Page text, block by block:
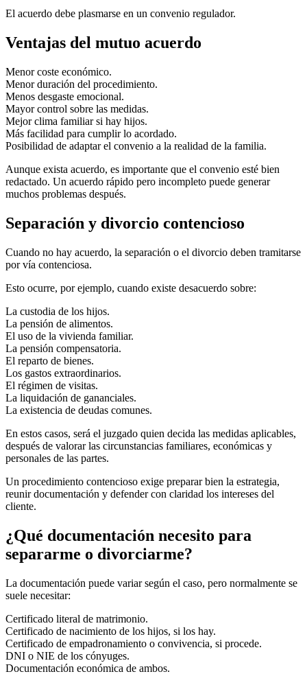
El acuerdo debe plasmarse en un convenio regulador.
Ventajas del mutuo acuerdo
Menor coste económico.
Menor duración del procedimiento.
Menos desgaste emocional.
Mayor control sobre las medidas.
Mejor clima familiar si hay hijos.
Más facilidad para cumplir lo acordado.
Posibilidad de adaptar el convenio a la realidad de la familia.
Aunque exista acuerdo, es importante que el convenio esté bien
redactado. Un acuerdo rápido pero incompleto puede generar
muchos problemas después.
Separación y divorcio contencioso
Cuando no hay acuerdo, la separación o el divorcio deben tramitarse
por vía contenciosa.
Esto ocurre, por ejemplo, cuando existe desacuerdo sobre:
La custodia de los hijos.
La pensión de alimentos.
El uso de la vivienda familiar.
La pensión compensatoria.
El reparto de bienes.
Los gastos extraordinarios.
El régimen de visitas.
La liquidación de gananciales.
La existencia de deudas comunes.
En estos casos, será el juzgado quien decida las medidas aplicables,
después de valorar las circunstancias familiares, económicas y
personales de las partes.
Un procedimiento contencioso exige preparar bien la estrategia,
reunir documentación y defender con claridad los intereses del
cliente.
¿Qué documentación necesito para
separarme o divorciarme?
La documentación puede variar según el caso, pero normalmente se
suele necesitar:
Certificado literal de matrimonio.
Certificado de nacimiento de los hijos, si los hay.
Certificado de empadronamiento o convivencia, si procede.
DNI o NIE de los cónyuges.
Documentación económica de ambos.